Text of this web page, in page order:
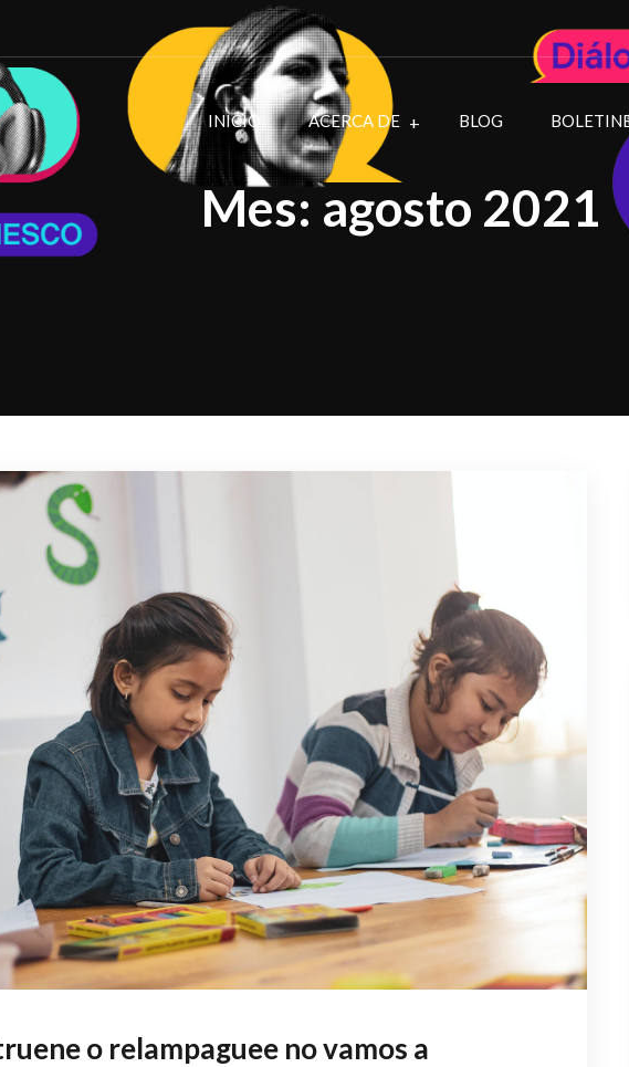
INICIO ACERCA DE BLOG
Mes:agosto 2021
o relampaguee no vamos a